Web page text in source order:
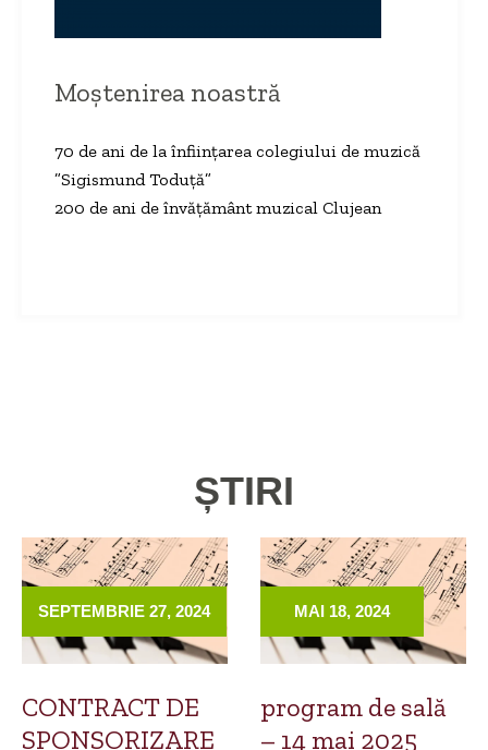
Moștenirea noastră
70 de ani de la înființarea colegiului de muzică
”Sigismund Toduță”
200 de ani de învățământ muzical Clujean
ȘTIRI
SEPTEMBRIE 27, 2024
CONTRACT DE
SPONSORIZARE
MAI 18, 2024
program de sală
– 14 mai 2025